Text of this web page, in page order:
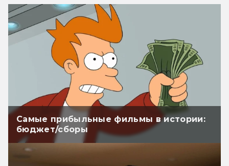
Самые прибыльные фильмы в истории:
бюджет/сборы